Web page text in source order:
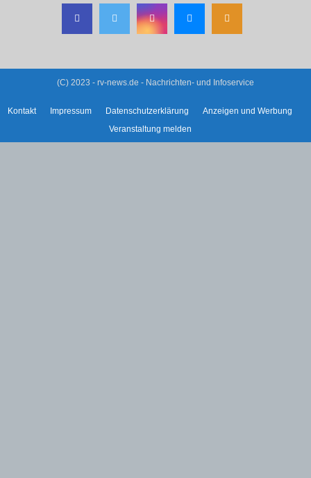
(C) 2023 - rv-news.de - Nachrichten- und Infoservice
Kontakt Impressum Datenschutzerklärung
Anzeigen und Werbung
Veranstaltung melden